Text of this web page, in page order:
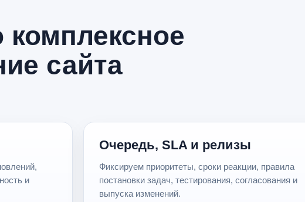
комплексное
сайта
и
Очередь, SLA и релизы
Фиксируем приоритеты, сроки реакции, правила
постановки задач, тестирования, согласования и
выпуска изменений.